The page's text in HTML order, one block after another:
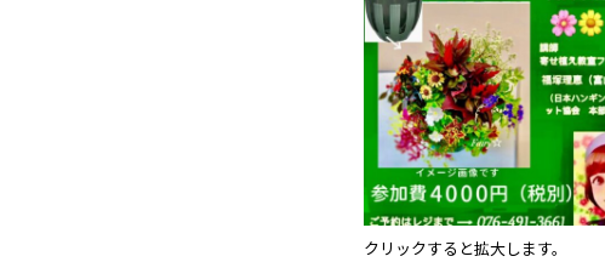
クリックすると拡大します。